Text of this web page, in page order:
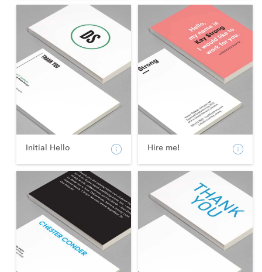
Initial Hello Hire me!